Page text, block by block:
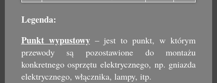
Legenda:
Punkt wypustowy– jest to punkt, w którym
przewody są pozostawione do montażu
konkretnego osprzętu elektrycznego, np. gniazda
elektrycznego, włącznika, lampy, itp.